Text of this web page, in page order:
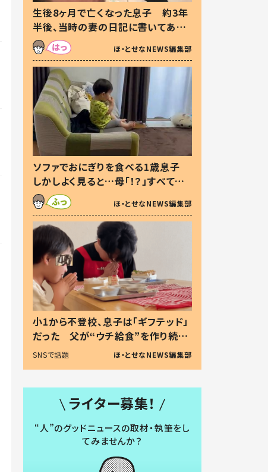
生後8ヶ月で亡くなった息子 約3年
半後、当時の妻の日記に書いてあっ
た本音とは
ほ・とせなNEWS編集部
ソファでおにぎりを食べる1歳息子
しかしよく見ると…母「！？」すべてを
察した母の投稿に「可愛いから許
す！」「現行犯〜」
ほ・とせなNEWS編集部
小1から不登校、息子は「ギフテッド」
だった 父が“ウチ給食”を作り続け
る理由とは #令和の親 #令和の子
SNSで話題 ほ・とせなNEWS編集部
ライター募集！
“人”のグッドニュースの取材・執筆をし
てみませんか？